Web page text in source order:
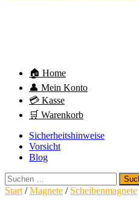
🏠 Home
👤 Mein Konto
💳 Kasse
🛒 Warenkorb
Sicherheitshinweise
Vorsicht
Blog
Suchen
nach:
Start /Magnete / Scheibenmagnete